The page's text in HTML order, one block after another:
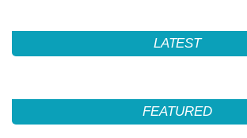
LATEST
FEATURED